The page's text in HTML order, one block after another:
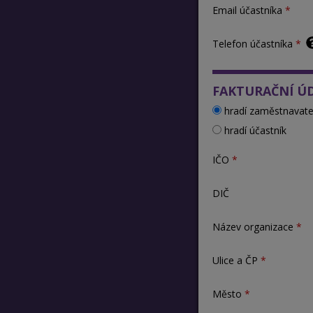
Email účastníka
Telefon účastníka
FAKTURAČNÍ
hradí
hradí účastník
IČO
DIČ
Název organizace
Ulice a ČP
Město